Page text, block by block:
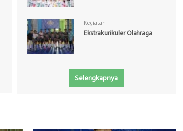
Kegiatan
Ekstrakurikuler Olahraga
Selengkapnya